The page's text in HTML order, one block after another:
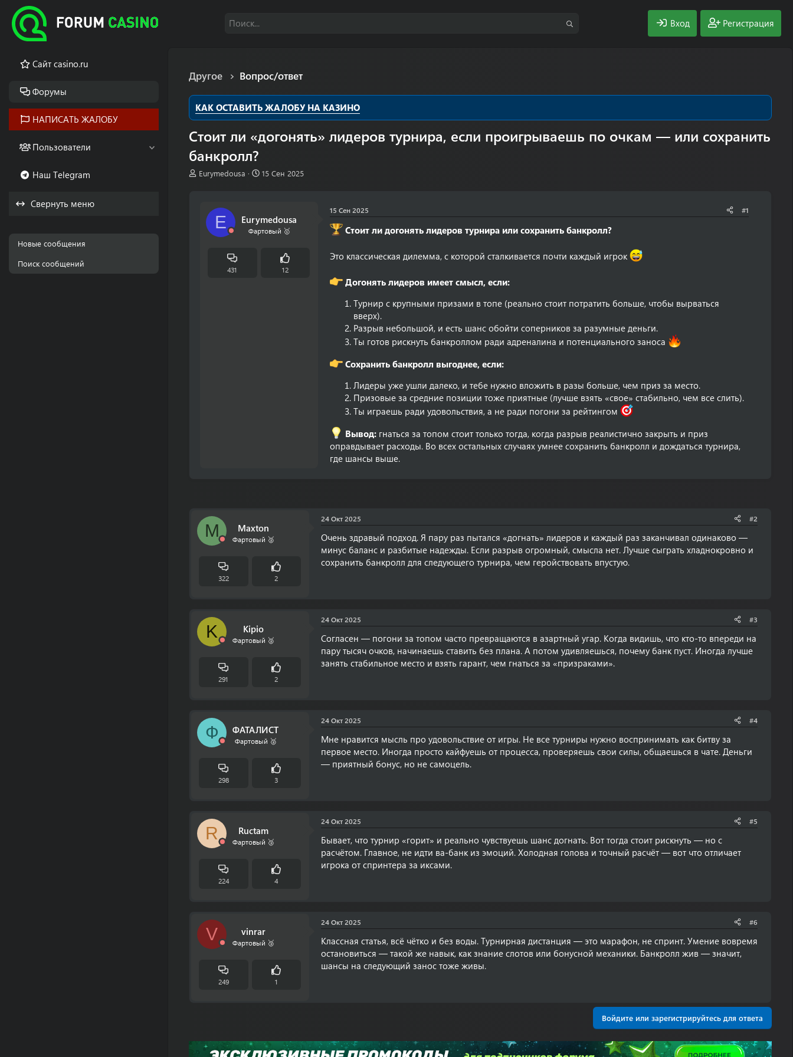
Вход Регистрация
Cайт casino.ru
Форумы
НАПИСАТЬ ЖАЛОБУ
Пользователи
Наш Telegram
Свернуть меню
Новые сообщения
Поиск сообщений
Другое Вопрос/ответ
КАК ОСТАВИТЬ ЖАЛОБУ НА КАЗИНО
Стоит ли «догонять» лидеров турнира, если проигрываешь по очкам — или сохранить
банкролл?
А
Eurymedousa
Д
а
ч
15 Сен 2025
E Eurymedousa
Фартовый 🥇
431 12
15 Сен 2025 #1
Стоит ли догонять лидеров турнира или сохранить банкролл?
Это классическая дилемма, с которой сталкивается почти каждый игрок
Догонять лидеров имеет смысл, если:
Турнир с крупными призами в топе (реально стоит потратить больше, чтобы вырваться
вверх).
Разрыв небольшой, и есть шанс обойти соперников за разумные деньги.
Ты готов рискнуть банкроллом ради адреналина и потенциального заноса
Сохранить банкролл выгоднее, если:
Лидеры уже ушли далеко, и тебе нужно вложить в разы больше, чем приз за место.
Призовые за средние позиции тоже приятные (лучше взять «свое» стабильно, чем все слить).
Ты играешь ради удовольствия, а не ради погони за рейтингом
Вывод: гнаться за топом стоит только тогда, когда разрыв реалистично закрыть и приз
оправдывает расходы. Во всех остальных случаях умнее сохранить банкролл и дождаться турнира,
где шансы выше.
M Maxton
Фартовый 🥈
322 2
24 Окт 2025 #2
Очень здравый подход. Я пару раз пытался «догнать» лидеров и каждый раз заканчивал одинаково —
минус баланс и разбитые надежды. Если разрыв огромный, смысла нет. Лучше сыграть хладнокровно и
сохранить банкролл для следующего турнира, чем геройствовать впустую.
K Kipio
Фартовый 🥈
291 2
24 Окт 2025 #3
Согласен — погони за топом часто превращаются в азартный угар. Когда видишь, что кто-то впереди на
пару тысяч очков, начинаешь ставить без плана. А потом удивляешься, почему банк пуст. Иногда лучше
занять стабильное место и взять гарант, чем гнаться за «призраками».
Ф ФАТАЛИСТ
Фартовый 🥈
298 3
24 Окт 2025 #4
Мне нравится мысль про удовольствие от игры. Не все турниры нужно воспринимать как битву за
первое место. Иногда просто кайфуешь от процесса, проверяешь свои силы, общаешься в чате. Деньги
— приятный бонус, но не самоцель.
R Ructam
Фартовый 🥉
224 4
24 Окт 2025 #5
Бывает, что турнир «горит» и реально чувствуешь шанс догнать. Вот тогда стоит рискнуть — но с
расчётом. Главное, не идти ва-банк из эмоций. Холодная голова и точный расчёт — вот что отличает
игрока от спринтера за иксами.
V vinrar
Фартовый 🥉
249 1
24 Окт 2025 #6
Классная статья, всё чётко и без воды. Турнирная дистанция — это марафон, не спринт. Умение вовремя
остановиться — такой же навык, как знание слотов или бонусной механики. Банкролл жив — значит,
шансы на следующий занос тоже живы.
Войдите или зарегистрируйтесь для ответа